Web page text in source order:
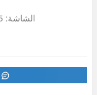
الشاشة: 15 بوصة تعمل باللمس بالسعة